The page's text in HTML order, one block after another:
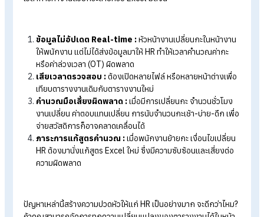
หรือกระดาษ
HumanSoft ช่วยคุณจัดการตารางเวลาทำงานได้ "ในหน้าเดียว"
สรุปวิธีจัดตารางเวลาการทำงานให้พนักงานแบบไม่ต้องปวดหัว
FAQ: คำถามที่พบบ่อยเกี่ยวกับการจัดตารางเวลาการทำงานพนักงาน
ปัญหาของการจัดการตารางเวลาการ
ทำงานของพนักงานด้วย Excel หรือ
กระดาษ